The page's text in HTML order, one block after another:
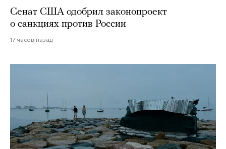
Сенат США одобрил законопроект
о санкциях против России
17 часов назад